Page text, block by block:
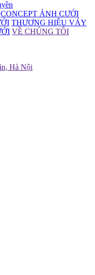
CONCEPT ẢNH CƯỚI
THƯƠNG HIỆU VÁY
VỀ CHÚNG TÔI
Hà Nội